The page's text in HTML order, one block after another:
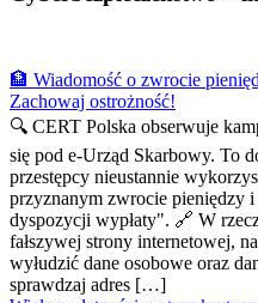
🏦 Wiadomość o zwrocie
Zachowaj ostrożność!
🔍 CERT Polska obserwuje
się pod e-Urząd Skarbowy. To
przestępcy nieustannie
przyznanym zwrocie pieniędzy
dyspozycji wypłaty". 🔗 W
fałszywej strony internetowej,
wyłudzić dane osobowe oraz
sprawdzaj adres […]